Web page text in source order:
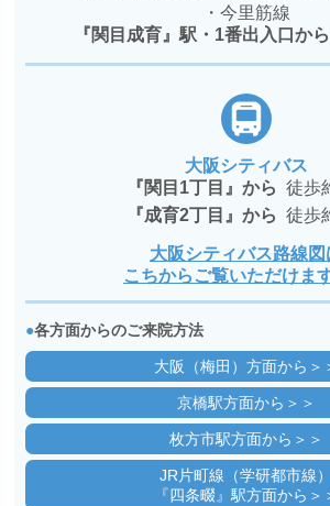
・今里筋線
『関目成育』駅・1番出入口から
大阪シティバス
『関目1丁目』から 徒歩
『成育2丁目』から 徒歩
大阪シティバス路線図
こちからご覧いただけま
●各方面からのご来院方法
大阪（梅田）方面から＞
京橋駅方面から＞＞
枚方市駅方面から＞＞
JR片町線（学研都市線）
『四条畷』駅方面から＞